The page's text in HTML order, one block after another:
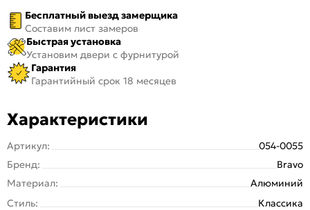
Бесплатный выезд замерщика
Составим лист замеров
Быстрая установка
Установим двери с фурнитурой
Гарантия
Гарантийный срок 18 месяцев
Характеристики
Артикул:
054-0055
Бренд:
Bravo
Материал:
Алюминий
Стиль:
Классика